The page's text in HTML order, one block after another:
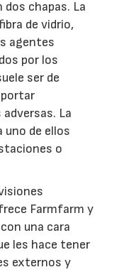
chapas. La
de vidrio,
agentes
por los
ser de
La
uno de ellos
o
Farmfarm y
una cara
les hace tener
externos y